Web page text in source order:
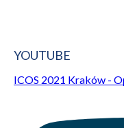
YOUTUBE
ICOS 2021 Kraków -